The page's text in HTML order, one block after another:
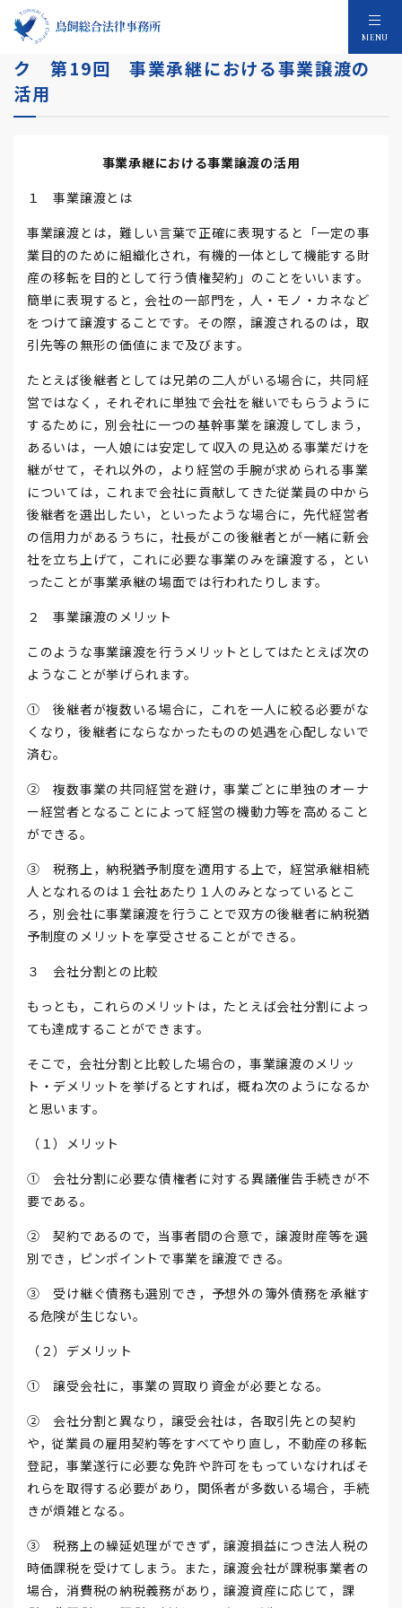
MENU
連載 リスクコンシェルジュ～事業承継リス
ク 第19回 事業承継における事業譲渡の
活用
事業承継における事業譲渡の活用
１ 事業譲渡とは
事業譲渡とは，難しい言葉で正確に表現すると「一定の事
業目的のために組織化され，有機的一体として機能する財
産の移転を目的として行う債権契約」のことをいいます。
簡単に表現すると，会社の一部門を，人・モノ・カネなど
をつけて譲渡することです。その際，譲渡されるのは，取
引先等の無形の価値にまで及びます。
たとえば後継者としては兄弟の二人がいる場合に，共同経
営ではなく，それぞれに単独で会社を継いでもらうように
するために，別会社に一つの基幹事業を譲渡してしまう，
あるいは，一人娘には安定して収入の見込める事業だけを
継がせて，それ以外の，より経営の手腕が求められる事業
については，これまで会社に貢献してきた従業員の中から
後継者を選出したい，といったような場合に，先代経営者
の信用力があるうちに，社長がこの後継者とが一緒に新会
社を立ち上げて，これに必要な事業のみを譲渡する，とい
ったことが事業承継の場面では行われたりします。
２ 事業譲渡のメリット
このような事業譲渡を行うメリットとしてはたとえば次の
ようなことが挙げられます。
① 後継者が複数いる場合に，これを一人に絞る必要がな
くなり，後継者にならなかったものの処遇を心配しないで
済む。
② 複数事業の共同経営を避け，事業ごとに単独のオーナ
ー経営者となることによって経営の機動力等を高めること
ができる。
③ 税務上，納税猶予制度を適用する上で，経営承継相続
人となれるのは１会社あたり１人のみとなっているとこ
ろ，別会社に事業譲渡を行うことで双方の後継者に納税猶
予制度のメリットを享受させることができる。
３ 会社分割との比較
もっとも，これらのメリットは，たとえば会社分割によっ
ても達成することができます。
そこで，会社分割と比較した場合の，事業譲渡のメリッ
ト・デメリットを挙げるとすれば，概ね次のようになるか
と思います。
（１）メリット
① 会社分割に必要な債権者に対する異議催告手続きが不
要である。
② 契約であるので，当事者間の合意で，譲渡財産等を選
別でき，ピンポイントで事業を譲渡できる。
③ 受け継ぐ債務も選別でき，予想外の簿外債務を承継す
る危険が生じない。
（２）デメリット
① 譲受会社に，事業の買取り資金が必要となる。
② 会社分割と異なり，譲受会社は，各取引先との契約
や，従業員の雇用契約等をすべてやり直し，不動産の移転
登記，事業遂行に必要な免許や許可をもっていなければそ
れらを取得する必要があり，関係者が多数いる場合，手続
きが煩雑となる。
③ 税務上の繰延処理ができず，譲渡損益につき法人税の
時価課税を受けてしまう。また，譲渡会社が課税事業者の
場合，消費税の納税義務があり，譲渡資産に応じて，課